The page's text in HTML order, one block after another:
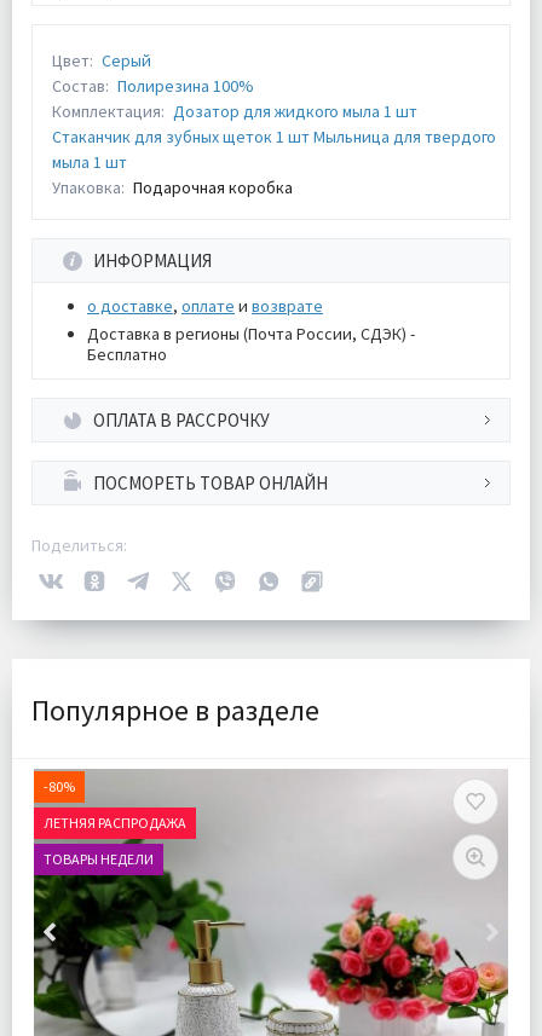
Цвет: Серый
Состав: Полирезина 100%
Комплектация: Дозатор для жидкого мыла 1 шт
Стаканчик для зубных щеток 1 шт Мыльница для твердого
мыла 1 шт
Упаковка: Подарочная коробка
ИНФОРМАЦИЯ
о доставке, оплате и возврате
Доставка в регионы (Почта России, СДЭК) -
Бесплатно
ОПЛАТА В РАССРОЧКУ
ПОСМОРЕТЬ ТОВАР ОНЛАЙН
Поделиться:
Популярное в разделе
-80%
ЛЕТНЯЯ РАСПРОДАЖА
ТОВАРЫ НЕДЕЛИ